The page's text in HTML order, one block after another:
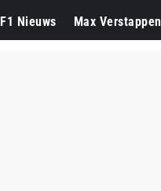
F1 Nieuws Max Verstappen